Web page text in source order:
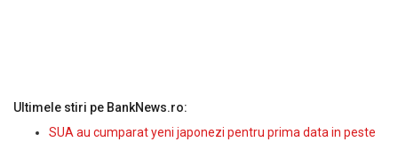
Ultimele stiri pe BankNews.ro:
SUA au cumparat yeni japonezi pentru prima data in peste